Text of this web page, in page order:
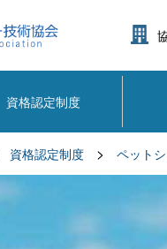
資格認定制度
資格認定制度 > ペット